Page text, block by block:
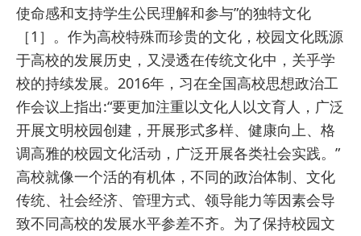
使命感和支持学生公民理解和参与”的独特文化
［1］。作为高校特殊而珍贵的文化，校园文化既源
于高校的发展历史，又浸透在传统文化中，关乎学
校的持续发展。2016年，习在全国高校思想政治工
作会议上指出:“要更加注重以文化人以文育人，广泛
开展文明校园创建，开展形式多样、健康向上、格
调高雅的校园文化活动，广泛开展各类社会实践。”
高校就像一个活的有机体，不同的政治体制、文化
传统、社会经济、管理方式、领导能力等因素会导
致不同高校的发展水平参差不齐。为了保持校园文